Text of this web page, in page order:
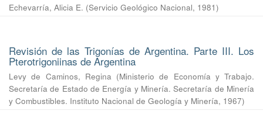
Echevarría, Alicia E. (Servicio Geológico Nacional, 1981)
Revisión de las Trigonías de Argentina. Parte III. Los
Pterotrigoniinas de Argentina
Levy de Caminos, Regina (Ministerio de Economía y Trabajo.
Secretaría de Estado de Energía y Minería. Secretaría de Minería
y Combustibles. Instituto Nacional de Geología y Minería, 1967)